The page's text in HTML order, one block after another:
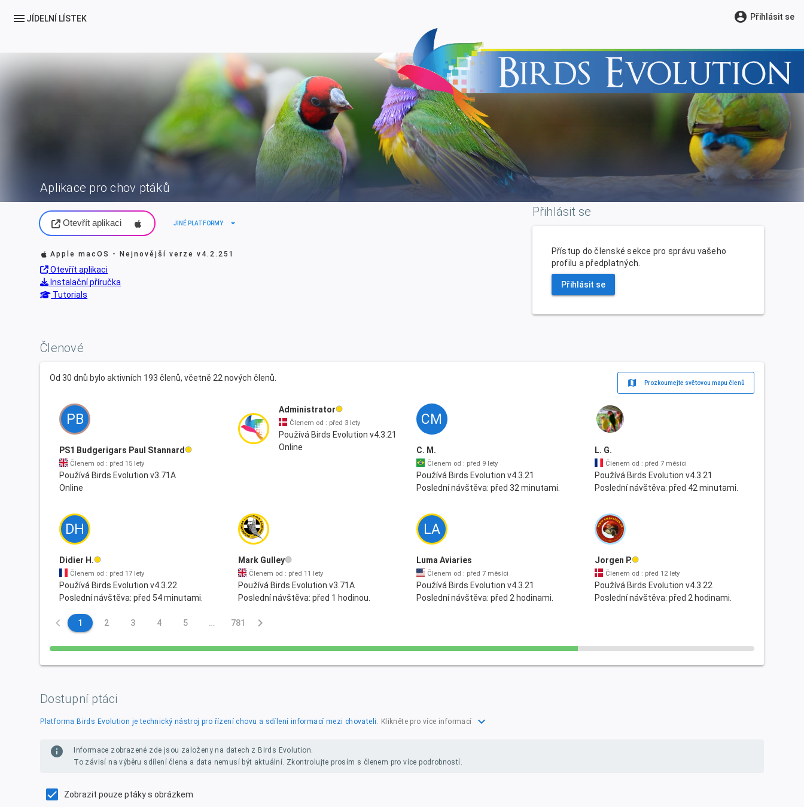
menu JÍDELNÍ LÍSTEK account_circle Přihlásit se
Aplikace pro chov ptáků
Otevřít aplikaci JINÉ PLATFORMY arrow_drop_down
Apple macOS - Nejnovější verzev4.2.251
Otevřít aplikaci
Instalační příručka
Tutorials
Přihlásit se
Přístup do členské sekce pro správu vašeho
profilu a předplatných.
Přihlásit se
Členové
Od 30 dnů bylo aktivních 193 členů, včetně 22 nových členů. map Prozkoumejte světovou mapu členů
PB
PS1 Budgerigars Paul Stannard
Členem od : před 15 lety
Používá Birds Evolution v3.71A
Online
Administrator
Členem od : před 3 lety
Používá Birds Evolution v4.3.21
Online
CM
C. M.
Členem od : před 9 lety
Používá Birds Evolution v4.3.21
Poslední návštěva: před 32 minutami.
L. G.
Členem od : před 7 měsíci
Používá Birds Evolution v4.3.21
Poslední návštěva: před 42 minutami.
DH
Didier H.
Členem od : před 17 lety
Používá Birds Evolution v4.3.22
Poslední návštěva: před 54 minutami.
Mark Gulley
Členem od : před 11 lety
Používá Birds Evolution v3.71A
Poslední návštěva: před 1 hodinou.
LA
Luma Aviaries
Členem od : před 7 měsíci
Používá Birds Evolution v4.3.21
Poslední návštěva: před 2 hodinami.
Jorgen P.
Členem od : před 12 lety
Používá Birds Evolution v4.3.22
Poslední návštěva: před 2 hodinami.
keyboard_arrow_left 1 2 3 4 5 … 781 keyboard_arrow_right
Dostupní ptáci
Platforma Birds Evolution je technický nástroj pro řízení chovu a sdílení informací mezi chovateli. Klikněte pro více informací expand_more
info
Informace zobrazené zde jsou založeny na datech z Birds Evolution.
To závisí na výběru sdílení člena a data nemusí být aktuální. Zkontrolujte prosím s členem pro více podrobností.
Zobrazit pouze ptáky s obrázkem